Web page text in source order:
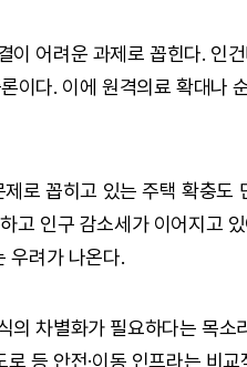
이 어려운 과제로 꼽힌다. 인
이다. 이에 원격의료 확대나
로 꼽히고 있는 주택 확충도
고 인구 감소세가 이어지고
우려가 나온다.
의 차별화가 필요하다는 목
등 안전·이동 인프라는 비